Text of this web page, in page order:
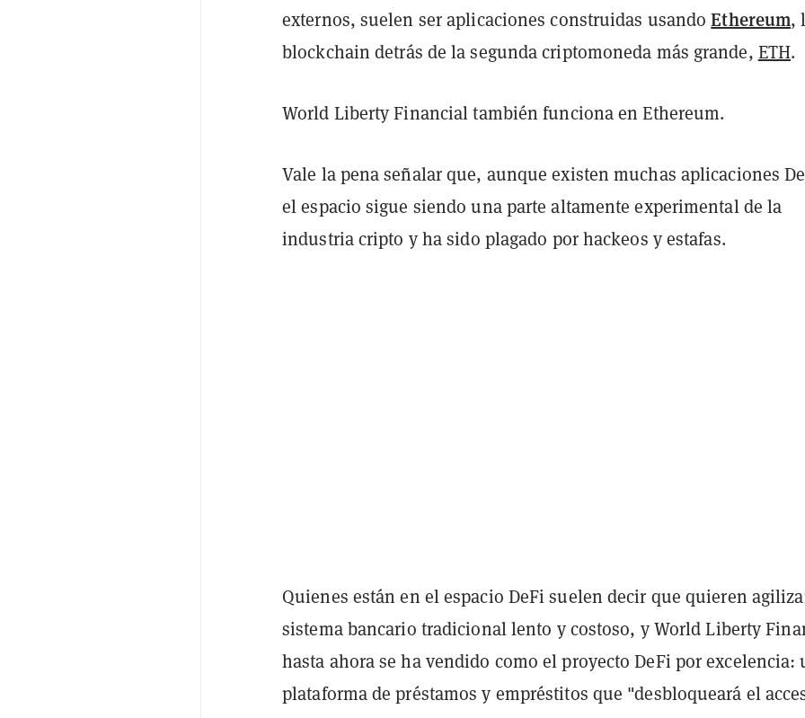
externos, suelen ser aplicaciones construidas usandoEthereum,
blockchain detrás de la segunda criptomoneda más grande, ETH.
World Liberty Financial también funciona en Ethereum.
Vale la pena señalar que, aunque existen muchas aplicaciones
el espacio sigue siendo una parte altamente experimental de la
industria cripto y ha sido plagado por hackeos y estafas.
Quienes están en el espacio DeFi suelen decir que quieren
sistema bancario tradicional lento y costoso, y World Liberty
hasta ahora se ha vendido como el proyecto DeFi por excelencia:
plataforma de préstamos y empréstitos que "desbloqueará el